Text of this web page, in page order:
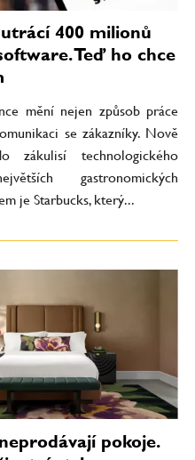
400 milionů
Teď ho chce
mění nejen způsob práce
se zákazníky. Nově
zákulisí technologického
gastronomických
je Starbucks, který...
pokoje.